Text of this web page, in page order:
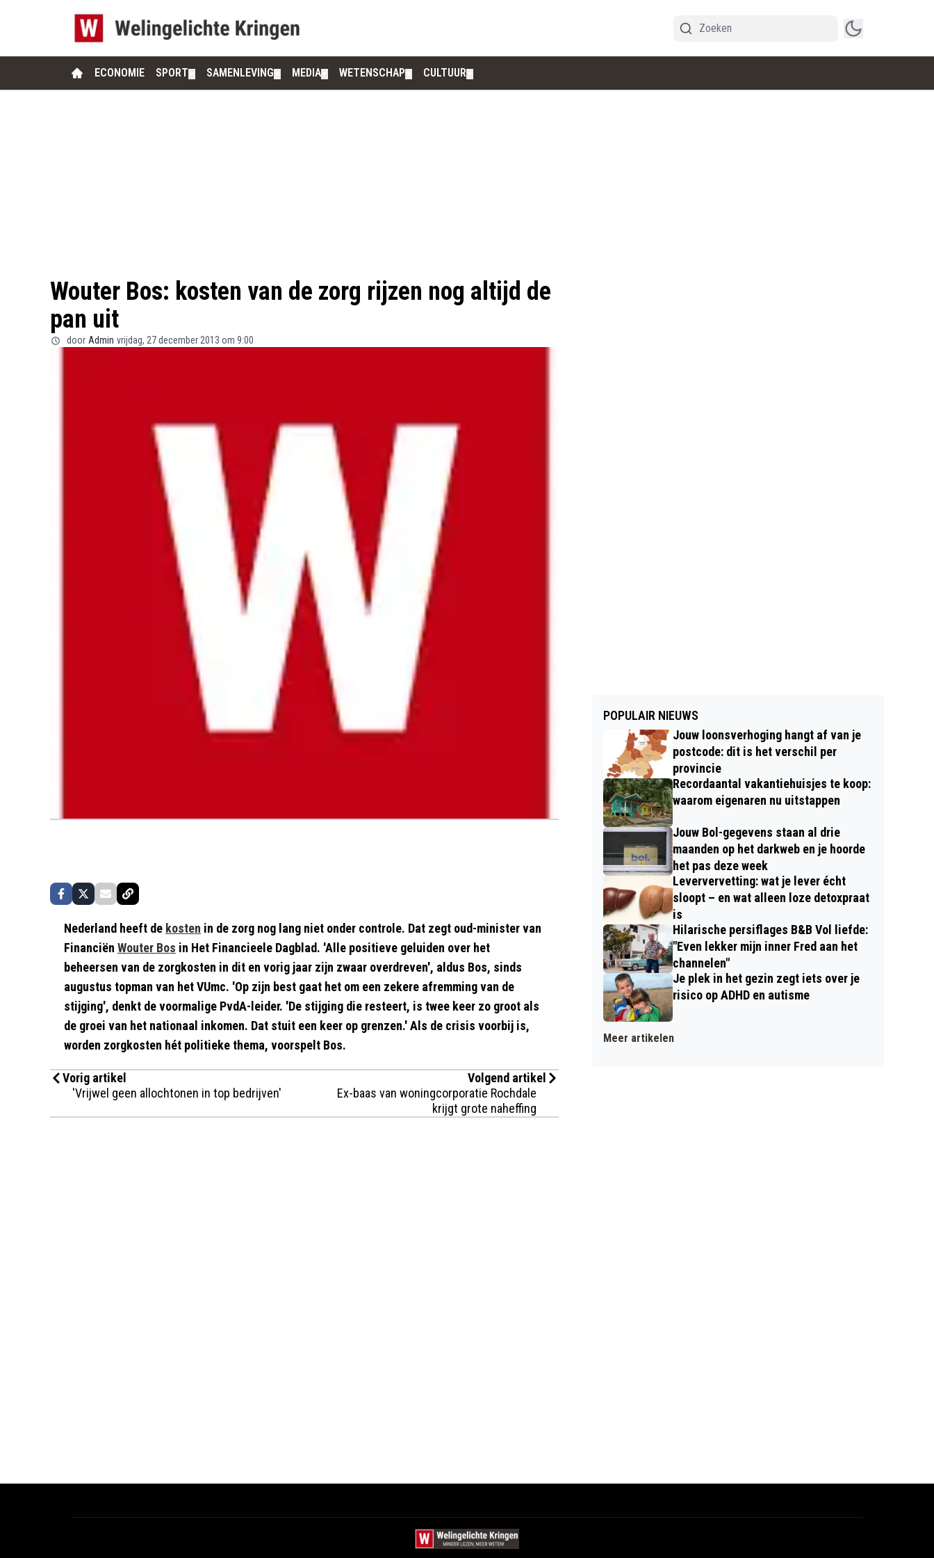
ECONOMIE SPORT SAMENLEVING MEDIA WETENSCHAP CULTUUR
Wouter Bos: kosten van de zorg rijzen nog altijd de
pan uit
door Admin vrijdag, 27 december 2013 om 9:00
Nederland heeft de kosten in de zorg nog lang niet onder controle. Dat zegt oud-minister van
Financiën Wouter Bos in Het Financieele Dagblad. 'Alle positieve geluiden over het
beheersen van de zorgkosten in dit en vorig jaar zijn zwaar overdreven', aldus Bos, sinds
augustus topman van het VUmc. 'Op zijn best gaat het om een zekere afremming van de
stijging', denkt de voormalige PvdA-leider. 'De stijging die resteert, is twee keer zo groot als
de groei van het nationaal inkomen. Dat stuit een keer op grenzen.' Als de crisis voorbij is,
worden zorgkosten hét politieke thema, voorspelt Bos.
Vorig artikel
'Vrijwel geen allochtonen in top bedrijven'
Volgend artikel
Ex-baas van woningcorporatie Rochdale
krijgt grote naheffing
POPULAIR NIEUWS
Jouw loonsverhoging hangt af van je
postcode: dit is het verschil per
provincie
Recordaantal vakantiehuisjes te koop:
waarom eigenaren nu uitstappen
Jouw Bol-gegevens staan al drie
maanden op het darkweb en je hoorde
het pas deze week
Leververvetting: wat je lever écht
sloopt – en wat alleen loze detoxpraat
is
Hilarische persiflages B&B Vol liefde:
"Even lekker mijn inner Fred aan het
channelen"
Je plek in het gezin zegt iets over je
risico op ADHD en autisme
Meer artikelen